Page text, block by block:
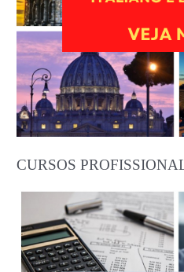
CURSOS